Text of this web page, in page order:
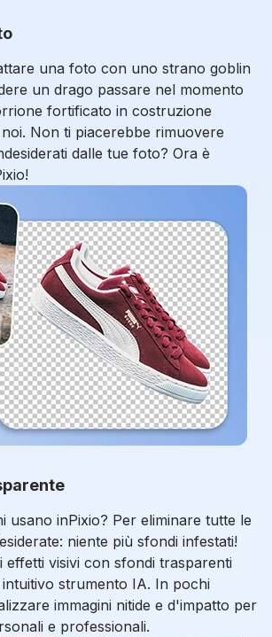
una foto con uno strano goblin
un drago passare nel momento
fortificato in costruzione
Non ti piacerebbe rimuovere
dalle tue foto? Ora è
usano inPixio? Per eliminare tutte le
niente più sfondi infestati!
effetti visivi con sfondi trasparenti
strumento IA. In pochi
immagini nitide e d'impatto per
e professionali.